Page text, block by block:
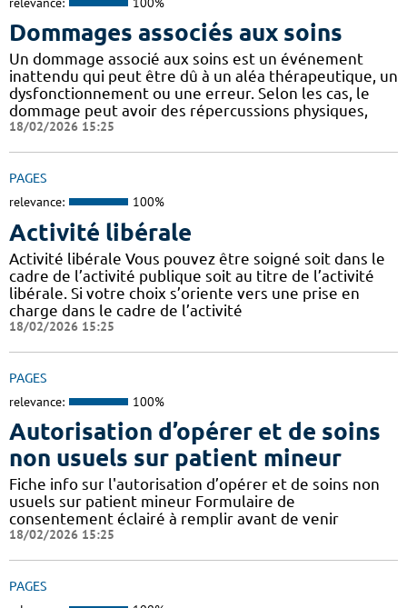
Dommages associés aux soins
Un dommage associé aux soins est un événement
inattendu qui peut être dû à un aléa thérapeutique, un
dysfonctionnement ou une erreur. Selon les cas, le
dommage peut avoir des répercussions physiques,
18/02/2026 15:25
PAGES
relevance: 100%
Activité libérale
Activité libérale Vous pouvez être soigné soit dans le
cadre de l’activité publique soit au titre de l’activité
libérale. Si votre choix s’oriente vers une prise en
charge dans le cadre de l’activité
18/02/2026 15:25
PAGES
relevance: 100%
Autorisation d’opérer et de soins
non usuels sur patient mineur
Fiche info sur l'autorisation d’opérer et de soins non
usuels sur patient mineur Formulaire de
consentement éclairé à remplir avant de venir
18/02/2026 15:25
PAGES